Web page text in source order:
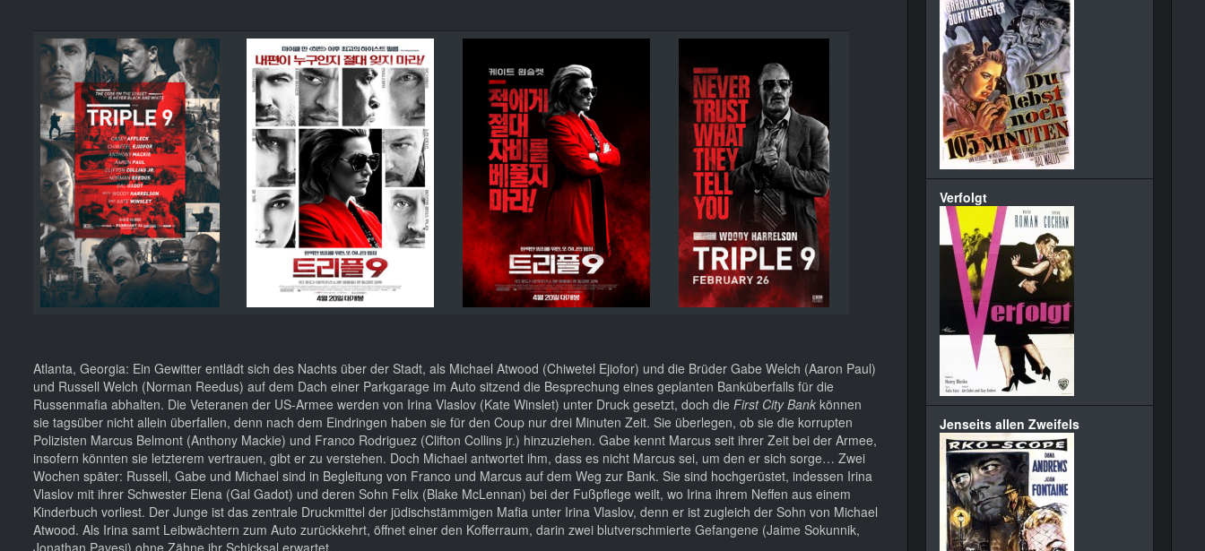
Atlanta, Georgia: Ein Gewitter entlädt sich des Nachts über der Stadt, als Michael Atwood (Chiwetel Ejiofor) und die Brüder Gabe Welch (Aaron Paul)
und Russell Welch (Norman Reedus) auf dem Dach einer Parkgarage im Auto sitzend die Besprechung eines geplanten Banküberfalls für die
Russenmafia abhalten. Die Veteranen der US-Armee werden von Irina Vlaslov (Kate Winslet) unter Druck gesetzt, doch die First City Bank können
sie tagsüber nicht allein überfallen, denn nach dem Eindringen haben sie für den Coup nur drei Minuten Zeit. Sie überlegen, ob sie die korrupten
Polizisten Marcus Belmont (Anthony Mackie) und Franco Rodriguez (Clifton Collins jr.) hinzuziehen. Gabe kennt Marcus seit ihrer Zeit bei der Armee,
insofern könnten sie letzterem vertrauen, gibt er zu verstehen. Doch Michael antwortet ihm, dass es nicht Marcus sei, um den er sich sorge… Zwei
Wochen später: Russell, Gabe und Michael sind in Begleitung von Franco und Marcus auf dem Weg zur Bank. Sie sind hochgerüstet, indessen Irina
Vlaslov mit ihrer Schwester Elena (Gal Gadot) und deren Sohn Felix (Blake McLennan) bei der Fußpflege weilt, wo Irina ihrem Neffen aus einem
Kinderbuch vorliest. Der Junge ist das zentrale Druckmittel der jüdischstämmigen Mafia unter Irina Vlaslov, denn er ist zugleich der Sohn von Michael
Atwood. Als Irina samt Leibwächtern zum Auto zurückkehrt, öffnet einer den Kofferraum, darin zwei blutverschmierte Gefangene (Jaime Sokunnik,
Jonathan Pavesi) ohne Zähne ihr Schicksal erwartet…
Verfolgt
Jenseits allen Zweifels